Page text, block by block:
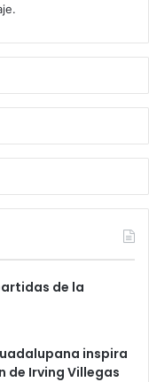
de la
inspira
de Irving Villegas